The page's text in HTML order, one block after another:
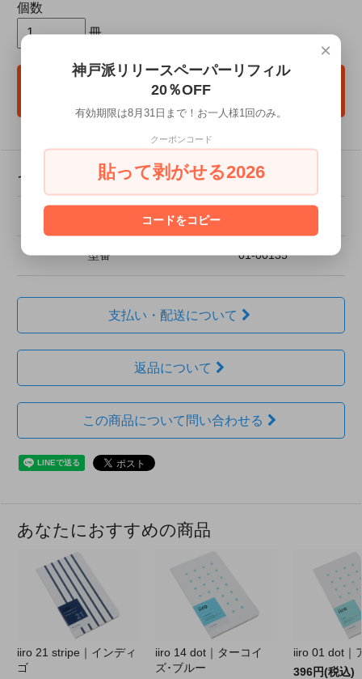
個数
冊
カートに入れる
その他の詳細情報
型番 01-00135
支払い・配送について
返品について
この商品について問い合わせる
あなたにおすすめの商品
iiro 21 stripe｜インディ
ゴ
iiro 14 dot｜ターコイ
ズ･ブルー
iiro 01 dot｜
396円(税込)
×
神戸派リリースペーパーリフィル
20％OFF
有効期限は8月31日まで！お一人様1回のみ。
クーポンコード
貼って剥がせる2026
コードをコピー